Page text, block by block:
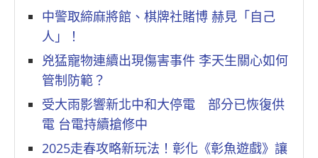
中警取締麻將館、棋牌社賭博 赫見「自己
人」！
兇猛寵物連續出現傷害事件 李天生關心如何
管制防範？
受大雨影響新北中和大停電 部分已恢復供
電 台電持續搶修中
2025走春攻略新玩法！彰化《彰魚遊戲》讓